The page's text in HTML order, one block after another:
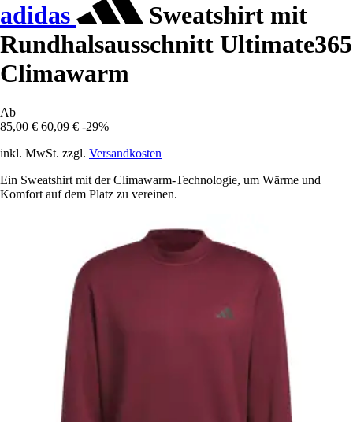
adidas
Sweatshirt mit
Rundhalsausschnitt Ultimate365
Climawarm
Ab
85,00 € 60,09 € -29%
inkl. MwSt. zzgl. Versandkosten
Ein Sweatshirt mit der Climawarm-Technologie, um Wärme und
Komfort auf dem Platz zu vereinen.